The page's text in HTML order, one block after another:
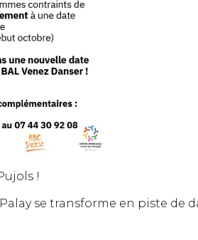
!
Palay se transforme en piste